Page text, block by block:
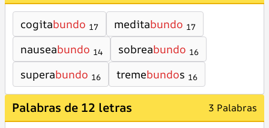
cogitabundo 17 meditabundo 17
nauseabundo 14 sobreabundo 16
superabundo 16 tremebundos 16
Palabras de 12 letras 3 Palabras